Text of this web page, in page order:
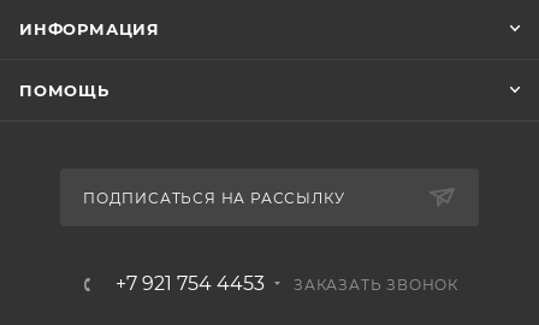
ИНФОРМАЦИЯ
ПОМОЩЬ
ПОДПИСАТЬСЯ НА РАССЫЛКУ
+7 921 754 4453 ЗАКАЗАТЬ ЗВОНОК